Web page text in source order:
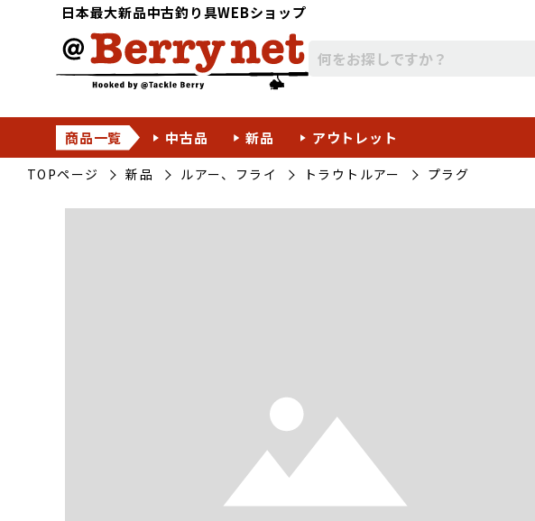
日本最大新品中古釣り具WEBショップ
商品一覧 中古品 新品 アウトレット
TOPページ 新品 ルアー、フライ トラウトルアー プラグ